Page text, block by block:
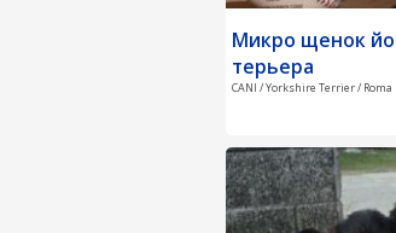
Микро щенок
терьера
CANI / Yorkshire Terrier / Roma